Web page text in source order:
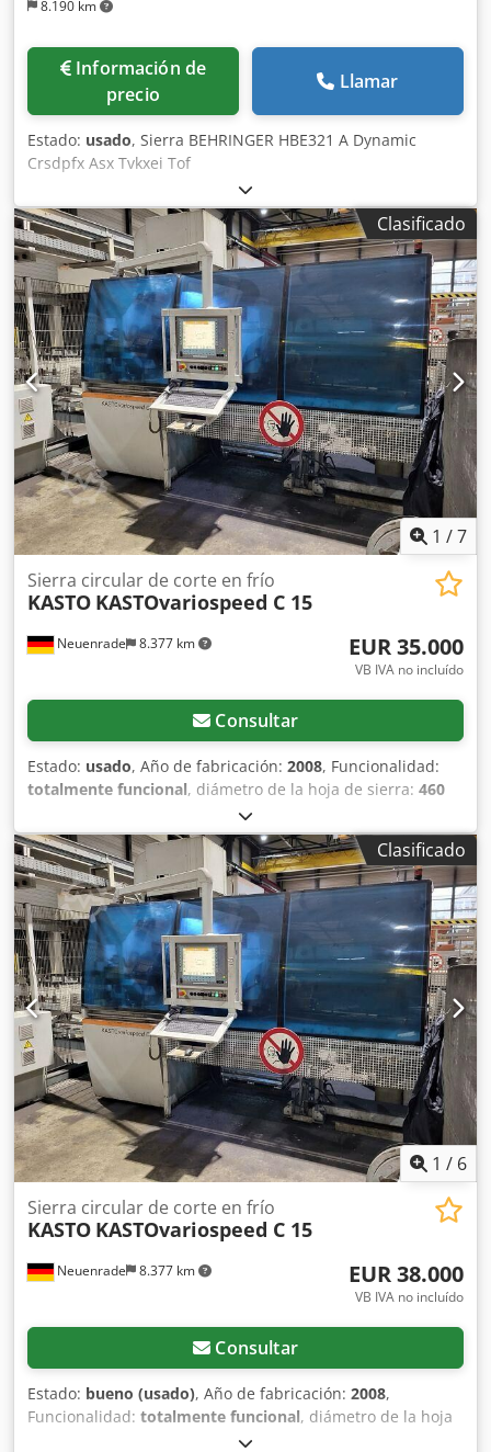
8.190 km
Información de
precio
Llamar
Estado: usado, Sierra BEHRINGER HBE321 A Dynamic
Crsdpfx Asx Tvkxei Tof
Clasificado
1 /7
Neuenrade 8.377 km
Sierra circular de corte en frío
KASTO KASTOvariospeed C 15
EUR 35.000
VB IVA no incluído
Consultar
Estado: usado, Año de fabricación: 2008, Funcionalidad:
totalmente funcional, diámetro de la hoja de sierra: 460
, Capacidad de corte de acero redondo a 90°:
Sierra circular - Máquina automática (usada) Crjdpfezd A
Rqjx Ai Tsf Fabricante: KASTO Modelo: VARIOSPEED C15
Año de fabricación: aprox. 2008 Control: Control CNC
KASTO DATOS TÉCNICOS Diámetro máximo de la hoja de
sierra: 460 mm Área de corte (redonda): 152 mm Área de
corte (cuadrada): 135 mm Avance de la hoja de sierra,
ajustable de forma continua, de 8 mm/min Avance de la
hoja de sierra, ajustable de forma continua, hasta 1000
mm/min Velocidad de corte: 150 m/min Sistema de
sujeción hidráulico: sí DATOS DE CONEXIÓN ELÉCTRICA
Consumo de energía (total): 28 kW Tensión de conexión:
400 V Frecuencia de red: 50 Hz DIMENSIONES / PESOS
Espacio requerido -izquierda/derecha-: 10600 mm Espacio
requerido -delante/detrás-: 4500 mm Altura total: 2340
mm Peso total: aprox. 3900 kg En muy buen estado
Revisada 2 veces al año por el fabricante Kasto.
Clasificado
1 / 6
Neuenrade 8.377 km
Sierra circular de corte en frío
KASTO KASTOvariospeed C 15
EUR 38.000
VB IVA no incluído
Consultar
Estado: bueno (usado), Año de fabricación: 2008,
Funcionalidad: totalmente funcional, diámetro de la hoja
, Capacidad de corte de acero redondo a